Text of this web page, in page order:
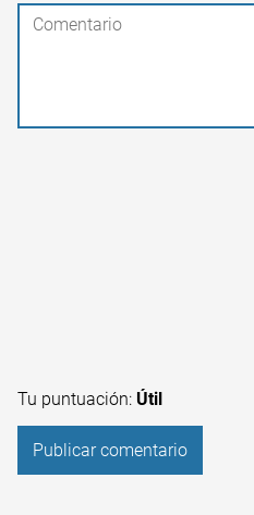
Tu puntuación: Útil